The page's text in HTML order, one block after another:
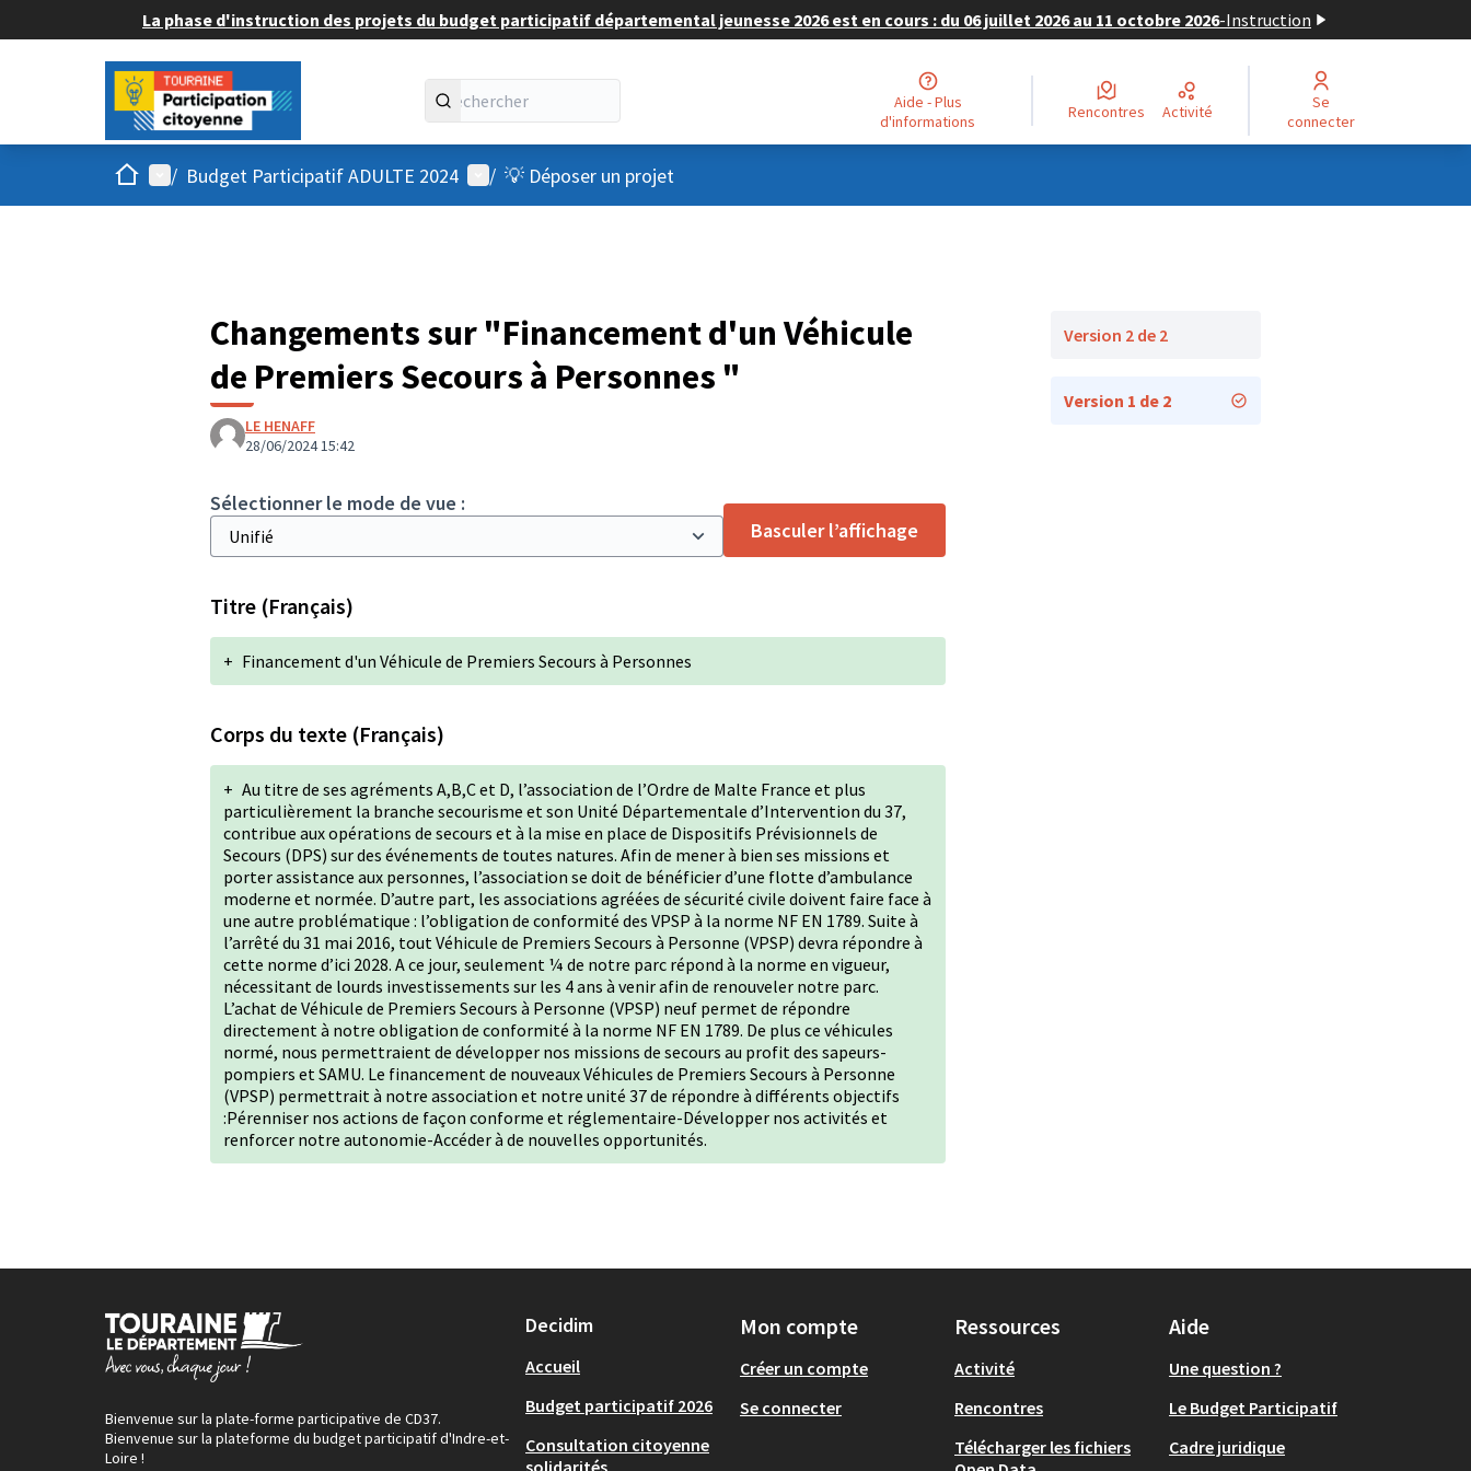
La phase d'instruction des projets du budget participatif départemental jeunesse 2026 est en cours : du 06 juillet 2026 au 11 octobre 2026-Instruction
Aide - Plus
d'informations
Rencontres Activité
Se
connecter
AccueilMenu principal
/ Budget Participatif ADULTE 2024 Menu utilisateur
/ 💡 Déposer un projet
Changements sur "Financement d'un Véhicule
de Premiers Secours à Personnes "
LE HENAFF
28/06/2024 15:42
Sélectionner le mode de vue :
Basculer l’affichage
Titre (Français)
+ Financement d'un Véhicule de Premiers Secours à Personnes
Corps du texte (Français)
+ Au titre de ses agréments A,B,C et D, l’association de l’Ordre de Malte France et plus
particulièrement la branche secourisme et son Unité Départementale d’Intervention du 37,
contribue aux opérations de secours et à la mise en place de Dispositifs Prévisionnels de
Secours (DPS) sur des événements de toutes natures. Afin de mener à bien ses missions et
porter assistance aux personnes, l’association se doit de bénéficier d’une flotte d’ambulance
moderne et normée. D’autre part, les associations agréées de sécurité civile doivent faire face à
une autre problématique : l’obligation de conformité des VPSP à la norme NF EN 1789. Suite à
l’arrêté du 31 mai 2016, tout Véhicule de Premiers Secours à Personne (VPSP) devra répondre à
cette norme d’ici 2028. A ce jour, seulement ¼ de notre parc répond à la norme en vigueur,
nécessitant de lourds investissements sur les 4 ans à venir afin de renouveler notre parc.
L’achat de Véhicule de Premiers Secours à Personne (VPSP) neuf permet de répondre
directement à notre obligation de conformité à la norme NF EN 1789. De plus ce véhicules
normé, nous permettraient de développer nos missions de secours au profit des sapeurs-
pompiers et SAMU. Le financement de nouveaux Véhicules de Premiers Secours à Personne
(VPSP) permettrait à notre association et notre unité 37 de répondre à différents objectifs
:Pérenniser nos actions de façon conforme et réglementaire-Développer nos activités et
renforcer notre autonomie-Accéder à de nouvelles opportunités.
Version 2 de 2
Version 1 de 2
Bienvenue sur la plate-forme participative de CD37.
Bienvenue sur la plateforme du budget participatif d'Indre-et-
Loire !
Decidim
Accueil
Budget participatif 2026
Consultation citoyenne
solidarités
Mon compte
Créer un compte
Se connecter
Ressources
Activité
Rencontres
Télécharger les fichiers
Aide
Une question ?
Le Budget Participatif
Cadre juridique